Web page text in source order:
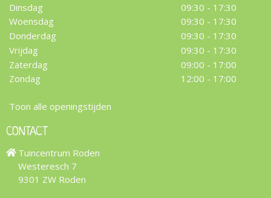
Dinsdag
09:30 - 17:30
Woensdag
09:30 - 17:30
Donderdag
09:30 - 17:30
Vrijdag
09:30 - 17:30
Zaterdag
09:00 - 17:00
Zondag
12:00 - 17:00
Toon alle openingstijden
CONTACT
Tuincentrum Roden
Westeresch 7
9301 ZW Roden